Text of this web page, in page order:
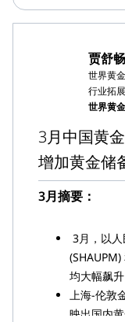
中国市场
降约合
中国官方
第六个月
3.9%
吨，一季
最强劲的一
贾舒
世界黄
行业拓
世界黄
3月中国黄
增加黄金储
3月摘要：
3月，以
均大幅飙
上海-伦敦
映出国内